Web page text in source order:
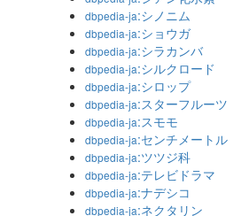
dbpedia-ja:シノニム
dbpedia-ja:ショウガ
dbpedia-ja:シラカンバ
dbpedia-ja:シルクロード
dbpedia-ja:シロップ
dbpedia-ja:スターフルーツ
dbpedia-ja:スモモ
dbpedia-ja:センチメートル
dbpedia-ja:ツツジ科
dbpedia-ja:テレビドラマ
dbpedia-ja:ナデシコ
dbpedia-ja:ネクタリン